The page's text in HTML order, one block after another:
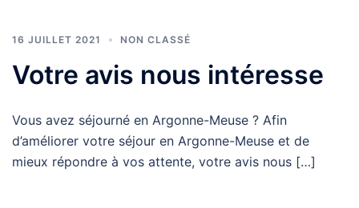
16 JUILLET 2021 NON CLASSÉ
Votre avis nous intéresse
Vous avez séjourné en Argonne-Meuse ? Afin
d’améliorer votre séjour en Argonne-Meuse et de
mieux répondre à vos attente, votre avis nous […]